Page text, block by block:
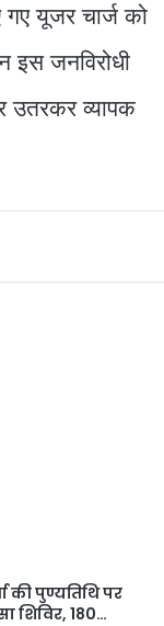
गए यूजर चार्ज को
इस जनविरोधी
उतरकर व्यापक
की पुण्यतिथि पर
शिविर, 180…